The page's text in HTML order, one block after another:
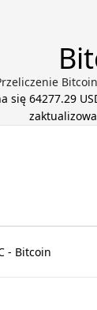
się 64277.29
- Bitcoin